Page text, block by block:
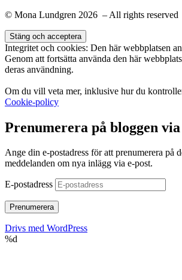
© Mona Lundgren 2026 – All rights reserved
Integritet och cookies: Den här webbplatsen
Genom att fortsätta använda den här
deras användning.
Om du vill veta mer, inklusive hur du
Cookie-policy
Prenumerera på bloggen via
Ange din e-postadress för att prenumerera på
meddelanden om nya inlägg via e-post.
E-postadress
Prenumerera
Drivs med WordPress
%d